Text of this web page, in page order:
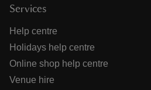
Services
Help centre
Holidays help centre
Online shop help centre
Venue hire